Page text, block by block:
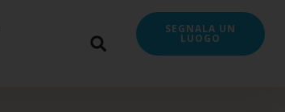
SEGNALA UN
LUOGO